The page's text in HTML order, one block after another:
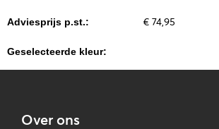
Adviesprijs p.st.: € 74,95
Geselecteerde kleur:
Over ons